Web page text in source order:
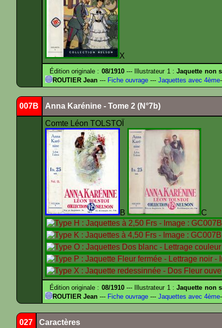
X
Édition originale : 08/1910--- Illustrateur 1 :Jaquette non
ROUTIER Jean --- Fiche ouvrage --- Jaquettes avec 4ème
007B Anna Karénine - Tome 2 (N°7b)
Comte Léon TOLSTOÏ
B
Édition originale : 08/1910--- Illustrateur 1 :Jaquette non
ROUTIER Jean --- Fiche ouvrage --- Jaquettes avec 4ème
027 Caractères